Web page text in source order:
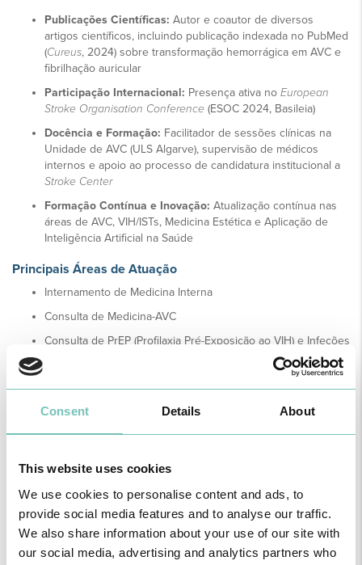
Consent Details About
This website uses cookies
We use cookies to personalise content and ads, to
provide social media features and to analyse our traffic.
We also share information about your use of our site with
our social media, advertising and analytics partners who
Publicações Científicas: Autor e coautor de diversos
artigos científicos, incluindo publicação indexada no PubMed
(Cureus, 2024) sobre transformação hemorrágica em AVC e
fibrilhação auricular
Participação Internacional: Presença ativa no European
Stroke Organisation Conference (ESOC 2024, Basileia)
Docência e Formação: Facilitador de sessões clínicas na
Unidade de AVC (ULS Algarve), supervisão de médicos
internos e apoio ao processo de candidatura institucional a
Stroke Center
Formação Contínua e Inovação: Atualização contínua nas
áreas de AVC, VIH/ISTs, Medicina Estética e Aplicação de
Inteligência Artificial na Saúde
Principais Áreas de Atuação
Internamento de Medicina Interna
Consulta de Medicina-AVC
Consulta de PrEP (Profilaxia Pré-Exposição ao VIH) e Infeções